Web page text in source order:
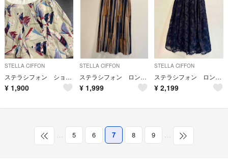
STELLA CIFFON
ステラシフォン ショートパンツ リネン ヨット柄 古着女子 36
¥ 1,900
STELLA CIFFON
ステラシフォン ロングスカート
¥ 1,999
STELLA CIFFON
ステラシフォン ロング刺繍スカート
¥ 2,199
… 5 6 7 8 9 …